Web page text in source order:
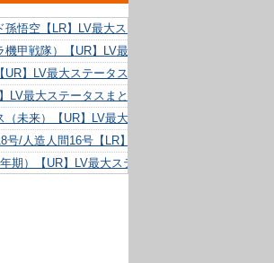
悟空【LR】LV最大ステータスまとめ！
甲戦隊）【UR】LV最大ステータスまとめ！
】LV最大ステータスまとめ！
LV最大ステータスまとめ！
未来）【UR】LV最大ステータスまとめ！
/人造人間16号【LR】LV最大ステータスまとめ！
期）【UR】LV最大ステータスまとめ！
最大ステータスまとめ！
LV最大ステータスまとめ！